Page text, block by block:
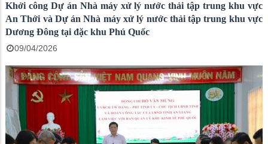
Khởi công Dự án Nhà máy xử lý nước thải tập trung khu vực
An Thới và Dự án Nhà máy xử lý nước thải tập trung khu vực
Dương Đông tại đặc khu Phú Quốc
09/04/2026